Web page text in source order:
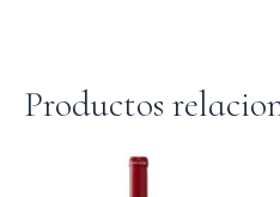
Productos